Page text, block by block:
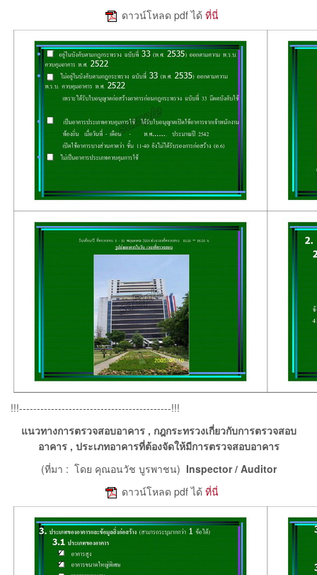
ดาวน์โหลด pdf ได้ ที่นี่
!!!-------------------------------------------!!!
แนวทางการตรวจสอบอาคาร , กฎกระทรวงเกี่ยวกับการตรวจสอบ
อาคาร , ประเภทอาคารที่ต้องจัดให้มีการตรวจสอบอาคาร
(ที่มา : โดย คุณอนวัช บูรพาชน) Inspector / Auditor
ดาวน์โหลด pdf ได้ ที่นี่